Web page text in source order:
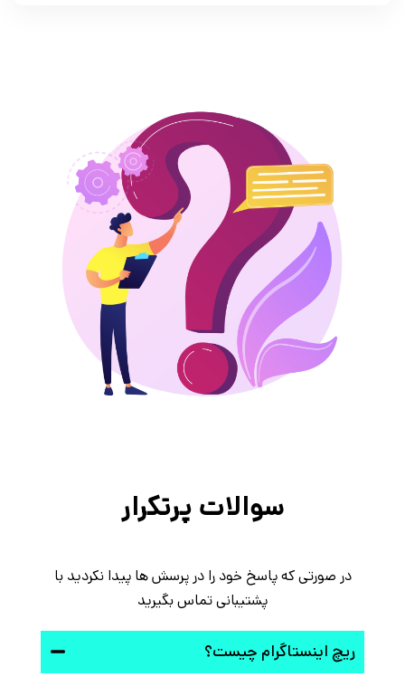
سوالات پرتکرار
در صورتی که پاسخ خود را در پرسش ها پیدا نکردید با
پشتیبانی تماس بگیرید
ریچ اینستاگرام چیست؟